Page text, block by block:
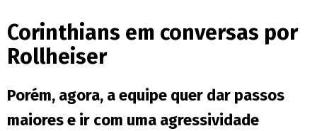
Corinthians em conversas por
Rollheiser
Porém, agora, a equipe quer dar passos
maiores e ir com uma agressividade